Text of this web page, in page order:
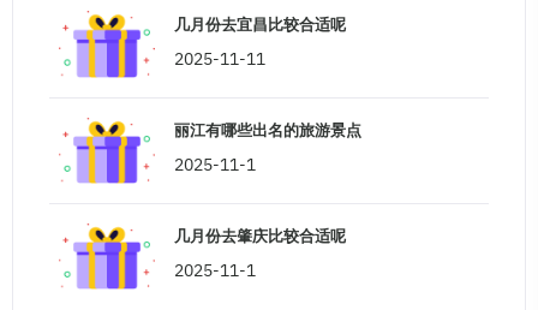
几月份去宜昌比较合适呢
2025-11-11
丽江有哪些出名的旅游景点
2025-11-1
几月份去肇庆比较合适呢
2025-11-1